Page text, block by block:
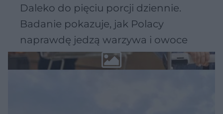
Daleko do pięciu porcji dziennie.
Badanie pokazuje, jak Polacy
naprawdę jedzą warzywa i owoce